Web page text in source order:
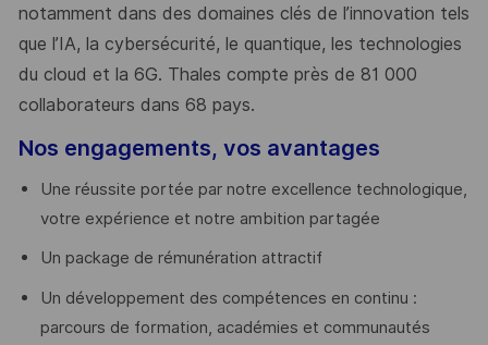
notamment dans des domaines clés de l’innovation tels
que l’IA, la cybersécurité, le quantique, les technologies
du cloud et la 6G. Thales compte près de 81 000
collaborateurs dans 68 pays.
Nos engagements, vos avantages
Une réussite portée par notre excellence technologique,
votre expérience et notre ambition partagée
Un package de rémunération attractif
Un développement des compétences en continu :
parcours de formation, académies et communautés